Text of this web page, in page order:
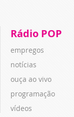
Rádio POP
empregos
notícias
ouça ao vivo
programação
vídeos